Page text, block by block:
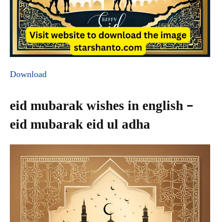
Download
eid mubarak wishes in english –
eid mubarak eid ul adha